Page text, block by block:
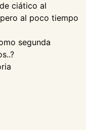
ciático al
al poco tiempo
segunda